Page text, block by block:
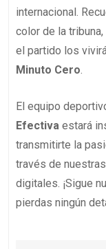
internacional.
color de la
el partido los
Minuto Cero.
El equipo
Efectiva estará
transmitirte la
través de
digitales. ¡Sigue
pierdas ningún